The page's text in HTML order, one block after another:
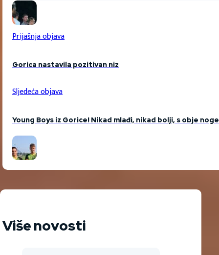
Prijašnja objava
Gorica nastavila pozitivan niz
Sljedeća objava
Young Boys iz Gorice! Nikad mlađi, nikad bolji, s obje
Više novosti